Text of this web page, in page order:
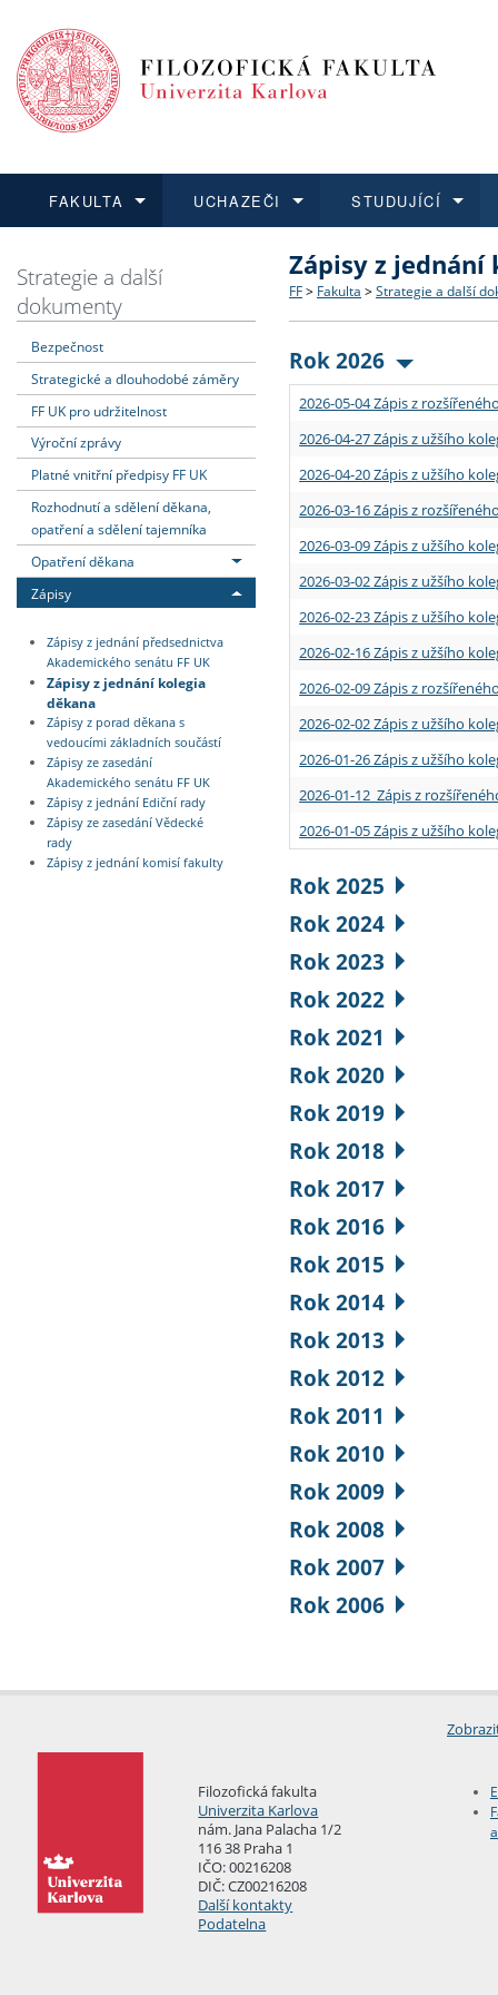
FAKULTA
Dozvědět se více
Struktura a historie
Strategie a další
Podpora a benefity pro
Absolventi fakulty
UCHAZEČI
Podat přihlášku
Co studovat a jak se
Učitelské studijní
Informace k průběhu
STUDUJÍCÍ
Dozvědět se více
Bakalářské a magisterské
Doktorské studium
Rigorózní řízení
Dozvědět se více
O vědě a výzkumu na FF
Akademické kvalifikace
Granty a projekty
Dozvědět se více
Aktuální nabídky a
Vyjíždějící studenti
Přijíždějící studenti
Vyjíždějící zaměstnanci
Strategie a další
dokumenty
Bezpečnost
Strategické a dlouhodobé záměry
FF UK pro udržitelnost
Výroční zprávy
Platné vnitřní předpisy FF UK
Rozhodnutí a sdělení děkana,
opatření a sdělení tajemníka
Opatření děkana
Zápisy
Zápisy z jednání předsednictva
Akademického senátu FF UK
Zápisy z jednání kolegia
děkana
Zápisy z porad děkana s
vedoucími základních součástí
Zápisy ze zasedání
Akademického senátu FF UK
Zápisy z jednání Ediční rady
Zápisy ze zasedání Vědecké
rady
Zápisy z jednání komisí fakulty
Zápisy z jednání
FF > Fakulta > Strategie a další
Rok 2026
2026-05-04 Zápis z
2026-04-27 Zápis z užšího
2026-04-20 Zápis z užšího
2026-03-16 Zápis z
2026-03-09 Zápis z užšího
2026-03-02 Zápis z užšího
2026-02-23 Zápis z užšího
2026-02-16 Zápis z užšího
2026-02-09 Zápis z
2026-02-02 Zápis z užšího
2026-01-26 Zápis z užšího
2026-01-12 Zápis z
2026-01-05 Zápis z užšího
Rok 2025
Rok 2024
Rok 2023
Rok 2022
Rok 2021
Rok 2020
Rok 2019
Rok 2018
Rok 2017
Rok 2016
Rok 2015
Rok 2014
Rok 2013
Rok 2012
Rok 2011
Rok 2010
Rok 2009
Rok 2008
Rok 2007
Rok 2006
Filozofická fakulta
Univerzita Karlova
nám. Jana Palacha 1/2
116 38 Praha 1
IČO: 00216208
DIČ: CZ00216208
Další kontakty
Podatelna